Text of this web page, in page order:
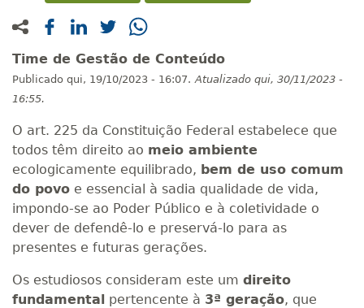
Time de Gestão de Conteúdo
Publicado qui, 19/10/2023 - 16:07. Atualizado qui, 30/11/2023 -
16:55.
O art. 225 da Constituição Federal estabelece que
todos têm direito ao meio ambiente
ecologicamente equilibrado, bem de uso comum
do povo e essencial à sadia qualidade de vida,
impondo-se ao Poder Público e à coletividade o
dever de defendê-lo e preservá-lo para as
presentes e futuras gerações.
Os estudiosos consideram este um direito
fundamental pertencente à 3ª geração, que